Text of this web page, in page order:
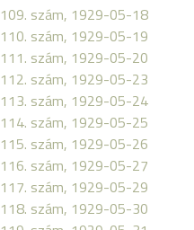
109. szám, 1929-05-18
110. szám, 1929-05-19
111. szám, 1929-05-20
112. szám, 1929-05-23
113. szám, 1929-05-24
114. szám, 1929-05-25
115. szám, 1929-05-26
116. szám, 1929-05-27
117. szám, 1929-05-29
118. szám, 1929-05-30